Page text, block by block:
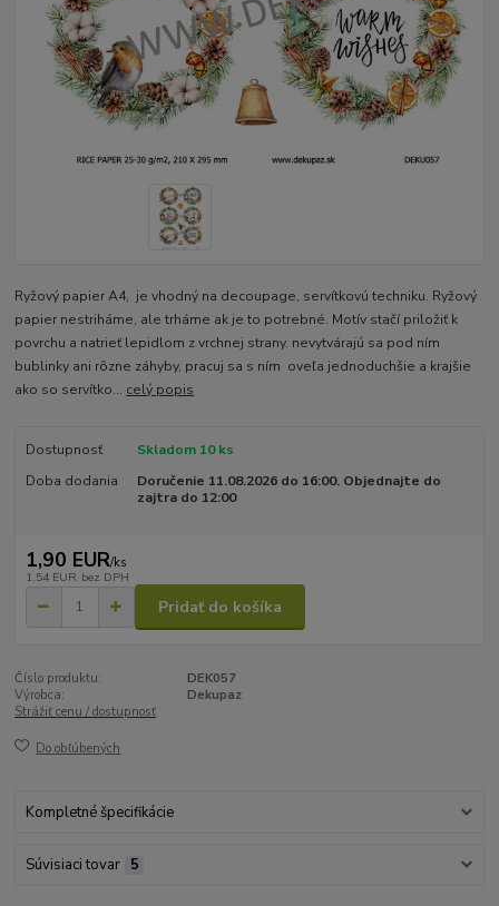
Ryžový papier A4, je vhodný na decoupage, servítkovú techniku. Ryžový
papier nestriháme, ale trháme ak je to potrebné. Motív stačí priložiť k
povrchu a natrieť lepidlom z vrchnej strany. nevytvárajú sa pod ním
bublinky ani rôzne záhyby, pracuj sa s ním oveľa jednoduchšie a krajšie
ako so servítko... celý popis
Dostupnosť
Skladom 10 ks
Doba dodania
Doručenie 11.08.2026 do 16:00. Objednajte do
zajtra do 12:00
1,90 EUR/ks
1,54 EUR bez DPH
Pridať do košíka
Číslo produktu:
DEK057
Výrobca:
Dekupaz
Strážiť cenu / dostupnosť
Do obľúbených
Kompletné špecifikácie
Súvisiaci tovar 5